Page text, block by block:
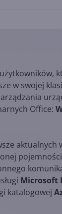
w swojej
Office:
Microsoft
katalogowej